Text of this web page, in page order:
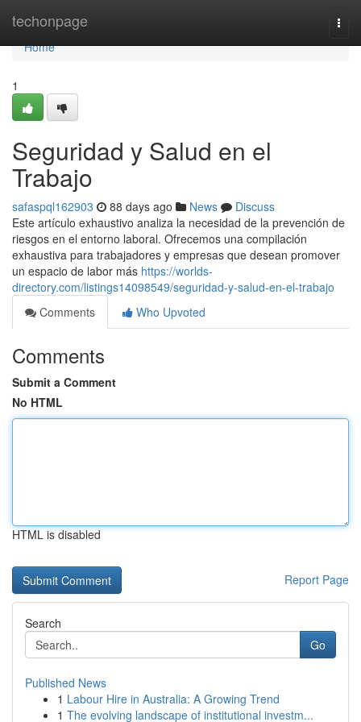
techonpage
Home
Home
1
Seguridad y Salud en el
Trabajo
safaspql162903 88 days ago News
Discuss
Este artículo exhaustivo analiza la necesidad de la prevención de
riesgos en el entorno laboral. Ofrecemos una compilación
exhaustiva para trabajadores y empresas que desean promover
un espacio de labor más https://worlds-
directory.com/listings14098549/seguridad-y-salud-en-el-trabajo
Comments
Who Upvoted
Comments
Submit a Comment
No HTML
HTML is disabled
Report Page
Search
Go
Published News
1 Labour Hire in Australia: A Growing Trend
1 The evolving landscape of institutional investm...